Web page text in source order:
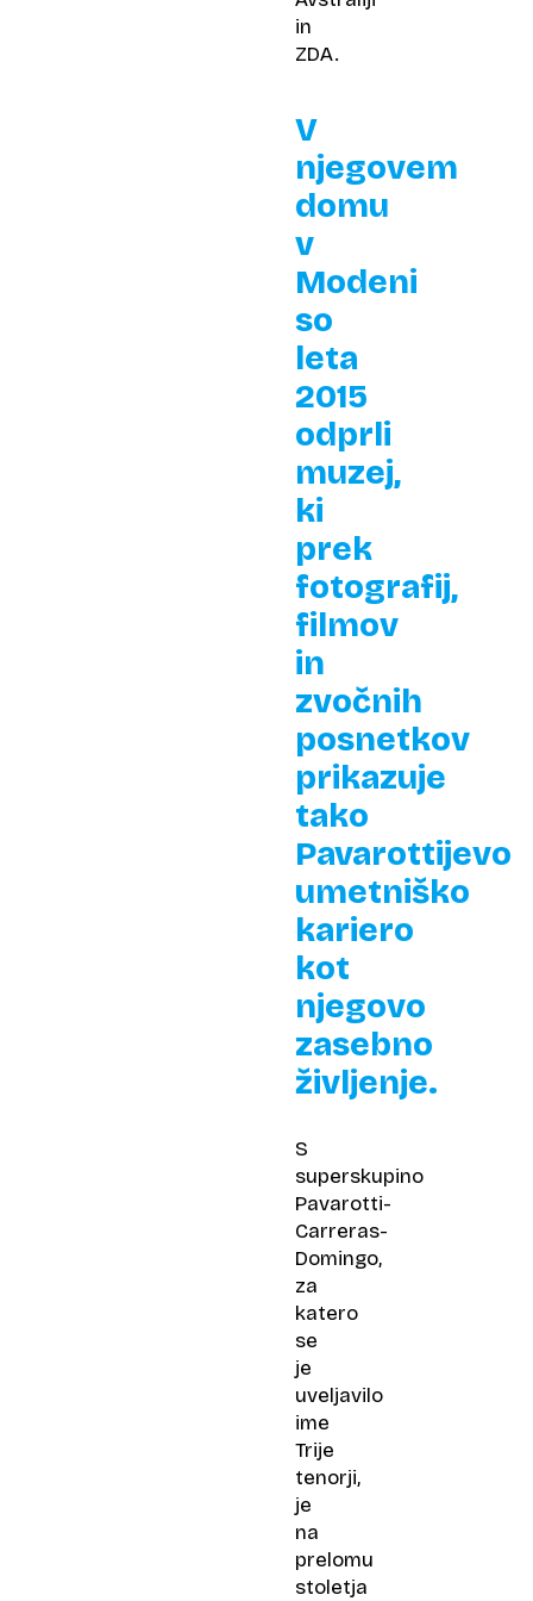
in
ZDA.
V
njegovem
domu
v
Modeni
so
leta
2015
odprli
muzej,
ki
prek
fotografij,
filmov
in
zvočnih
posnetkov
prikazuje
tako
Pavarottijevo
umetniško
kariero
kot
njegovo
zasebno
življenje.
S
superskupino
Pavarotti-
Carreras-
Domingo,
za
katero
se
je
uveljavilo
ime
Trije
tenorji,
je
na
prelomu
stoletja